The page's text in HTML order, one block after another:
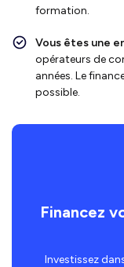
formation.
Vous êtes une
opérateurs de
années. Le
possible.
Financez
Investissez